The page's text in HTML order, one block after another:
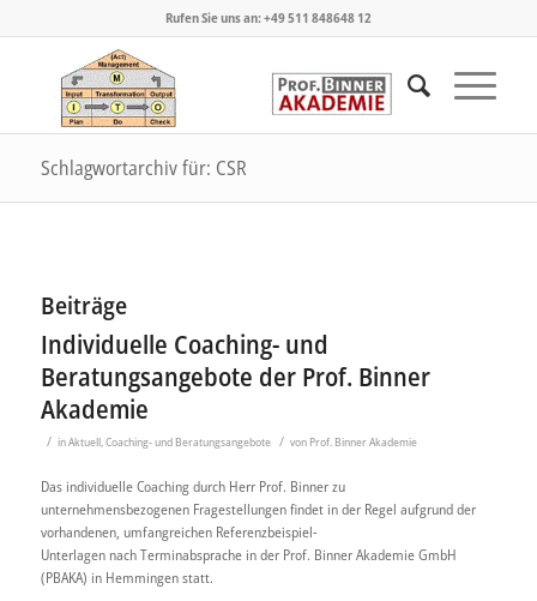
Rufen Sie uns an: +49 511 848648 12
Schlagwortarchiv für: CSR
Beiträge
Individuelle Coaching- und
Beratungsangebote der Prof. Binner
Akademie
/ inAktuell,Coaching- und Beratungsangebote / von Prof. Binner Akademie
Das individuelle Coaching durch Herr Prof. Binner zu
unternehmensbezogenen Fragestellungen findet in der Regel aufgrund der
vorhandenen, umfangreichen Referenzbeispiel-
Unterlagen nach Terminabsprache in der Prof. Binner Akademie GmbH
(PBAKA) in Hemmingen statt.